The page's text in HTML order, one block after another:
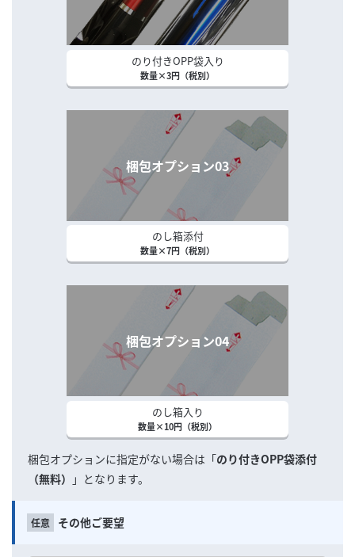
のり付きOPP袋入り
数量×3円（税別）
梱包オプション03
のし箱添付
数量×7円（税別）
梱包オプション04
のし箱入り
数量×10円（税別）
梱包オプションに指定がない場合は「のり付きOPP袋添付
（無料） 」となります。
その他ご要望